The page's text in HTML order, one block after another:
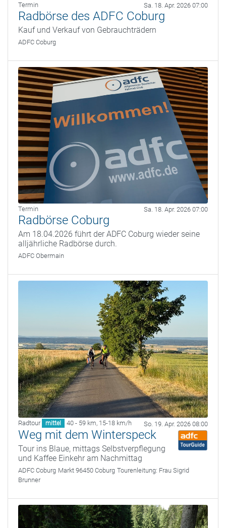
Termin Sa. 18. Apr. 2026 07:00
Radbörse des ADFC Coburg
Kauf und Verkauf von Gebrauchträdern
ADFC Coburg
Termin Sa. 18. Apr. 2026 07:00
Radbörse Coburg
Am 18.04.2026 führt der ADFC Coburg wieder seine
alljährliche Radbörse durch.
ADFC Obermain
Radtour mittel 40 - 59 km, 15-18 km/h So. 19. Apr. 2026 08:00
Weg mit dem Winterspeck
Tour ins Blaue, mittags Selbstverpflegung
und Kaffee Einkehr am Nachmittag
ADFC Coburg Markt 96450 Coburg Tourenleitung: Frau Sigrid
Brunner